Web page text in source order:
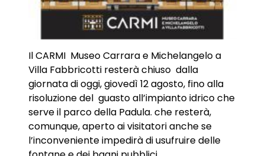
Il CARMI Museo Carrara e Michelangelo a
Villa Fabbricotti resterà chiuso dalla
giornata di oggi, giovedì 12 agosto, fino alla
risoluzione del guasto all’impianto idrico che
serve il parco della Padula. che resterà,
comunque, aperto ai visitatori anche se
l’inconveniente impedirà di usufruire delle